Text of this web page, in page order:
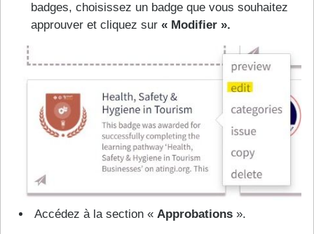
badges, choisissez un badge que vous souhaitez
approuver et cliquez sur « Modifier ».
Accédez à la section « Approbations».